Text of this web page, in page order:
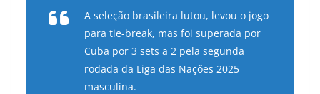
A seleção brasileira lutou, levou o jogo
para tie-break, mas foi superada por
Cuba por 3 sets a 2 pela segunda
rodada da Liga das Nações 2025
masculina.